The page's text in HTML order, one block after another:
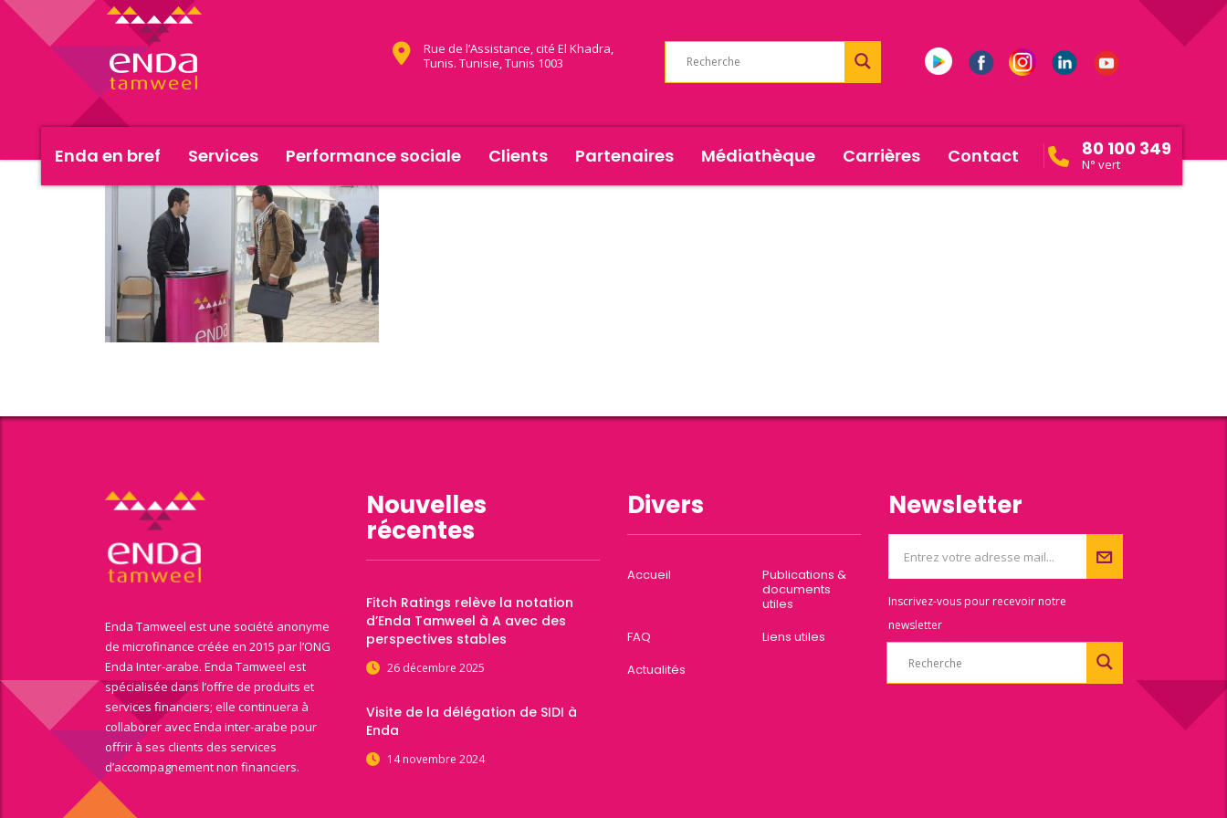
Rue de l’Assistance, cité El Khadra,
Tunis. Tunisie, Tunis 1003
Enda en bref Services Performance sociale Clients Partenaires Médiathèque Carrières Contact 80 100 349
N° vert
Enda Tamweel est une société anonyme
de microfinance créée en 2015 par l’ONG
Enda Inter-arabe. Enda Tamweel est
spécialisée dans l’offre de produits et
services financiers; elle continuera à
collaborer avec Enda inter-arabe pour
offrir à ses clients des services
d’accompagnement non financiers.
Nouvelles
récentes
Fitch Ratings relève la notation
d’Enda Tamweel à A avec des
perspectives stables
26 décembre 2025
Visite de la délégation de SIDI à
Enda
14 novembre 2024
Divers
Accueil
Publications &
documents
utiles
FAQ
Liens utiles
Actualités
Newsletter
Inscrivez-vous pour recevoir notre
newsletter